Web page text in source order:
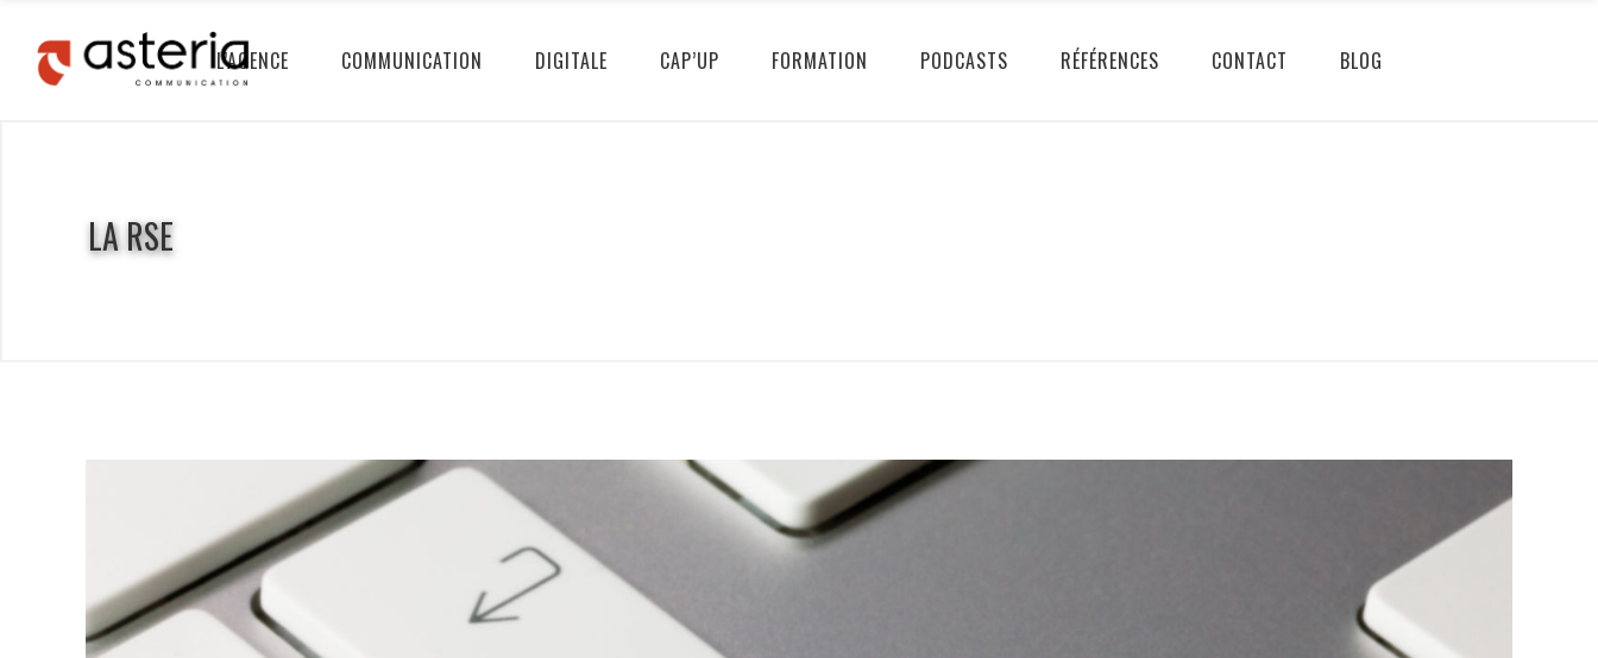
L’AGENCE COMMUNICATION DIGITALE CAP’UP FORMATION PODCASTS RÉFÉRENCES CONTACT BLOG
LA RSE